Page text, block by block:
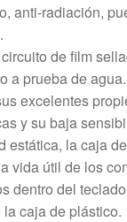
anti-radiación,
de film
a prueba de agua.
excelentes
y su baja
estática, la caja
vida útil de los
dentro del
caja de plástico.